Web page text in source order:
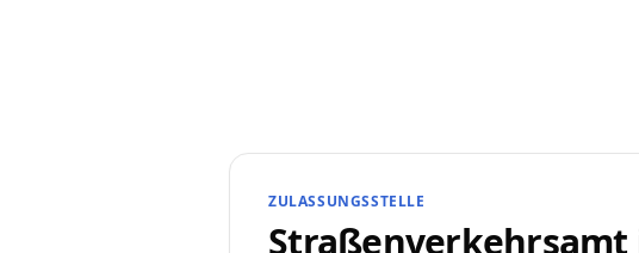
ZULASSUNGSSTELLE
Straßenverkehrsamt